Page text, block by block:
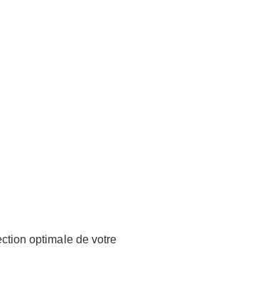
optimale de votre